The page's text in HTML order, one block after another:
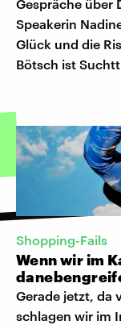
Gespräche über
Speakerin
Glück und die
Bötsch ist
Shopping-Fails
Wenn wir im
Gerade jetzt, da
schlagen wir im